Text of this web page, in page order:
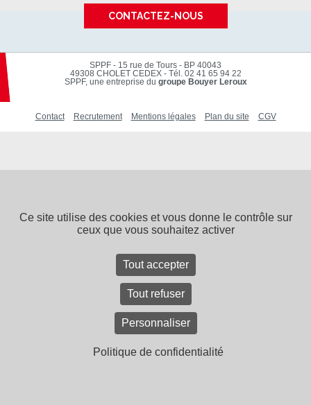
CONTACTEZ-NOUS
SPPF - 15 rue de Tours - BP 40043
49308 CHOLET CEDEX -Tél. 02 41 65 94 22
SPPF, une entreprise du groupe Bouyer Leroux
Contact Recrutement Mentions légales Plan du site CGV
Ce site utilise des cookies et vous donne le contrôle sur
ceux que vous souhaitez activer
Tout accepter
Tout refuser
Personnaliser
Politique de confidentialité